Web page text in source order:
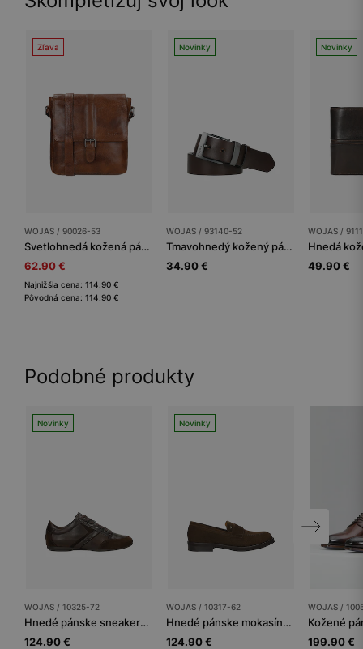
Zľava
WOJAS / 90026-53
Svetlohnedá kožená pánska taška listonoška
62.90 €
Najnižšia cena: 114.90 €
Pôvodná cena: 114.90 €
Novinky
WOJAS / 93140-52
Tmavohnedý kožený pánsky opasok
34.90 €
Novinky
WOJAS /
49.90 €
Podobné produkty
Novinky
WOJAS / 10325-72
Hnedé pánske sneakersy na tenkej podrážke
124.90 €
Novinky
WOJAS / 10317-62
Hnedé pánske mokasíny zo štiepenky
124.90 €
WOJAS /
199.90 €